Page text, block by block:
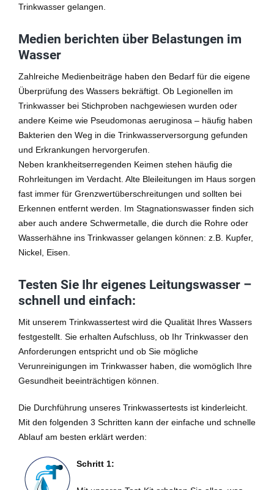
Trinkwasser gelangen.
Medien berichten über Belastungen im
Wasser
Zahlreiche Medienbeiträge haben den Bedarf für die eigene
Überprüfung des Wassers bekräftigt. Ob Legionellen im
Trinkwasser bei Stichproben nachgewiesen wurden oder
andere Keime wie Pseudomonas aeruginosa – häufig haben
Bakterien den Weg in die Trinkwasserversorgung gefunden
und Erkrankungen hervorgerufen.
Neben krankheitserregenden Keimen stehen häufig die
Rohrleitungen im Verdacht. Alte Bleileitungen im Haus sorgen
fast immer für Grenzwertüberschreitungen und sollten bei
Erkennen entfernt werden. Im Stagnationswasser finden sich
aber auch andere Schwermetalle, die durch die Rohre oder
Wasserhähne ins Trinkwasser gelangen können: z.B. Kupfer,
Nickel, Eisen.
Testen Sie Ihr eigenes Leitungswasser –
schnell und einfach:
Mit unserem Trinkwassertest wird die Qualität Ihres Wassers
festgestellt. Sie erhalten Aufschluss, ob Ihr Trinkwasser den
Anforderungen entspricht und ob Sie mögliche
Verunreinigungen im Trinkwasser haben, die womöglich Ihre
Gesundheit beeinträchtigen können.
Die Durchführung unseres Trinkwassertests ist kinderleicht.
Mit den folgenden 3 Schritten kann der einfache und schnelle
Ablauf am besten erklärt werden:
Schritt 1: